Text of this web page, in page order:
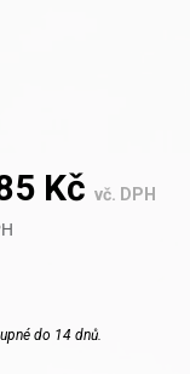
Kč vč. DPH
do 14 dnů.